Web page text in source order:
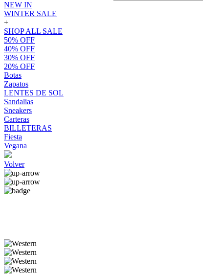
NEW IN
WINTER SALE
+
SHOP ALL SALE
50% OFF
40% OFF
30% OFF
20% OFF
Botas
Zapatos
LENTES DE SOL
Sandalias
Sneakers
Carteras
BILLETERAS
Fiesta
Vegana
Volver